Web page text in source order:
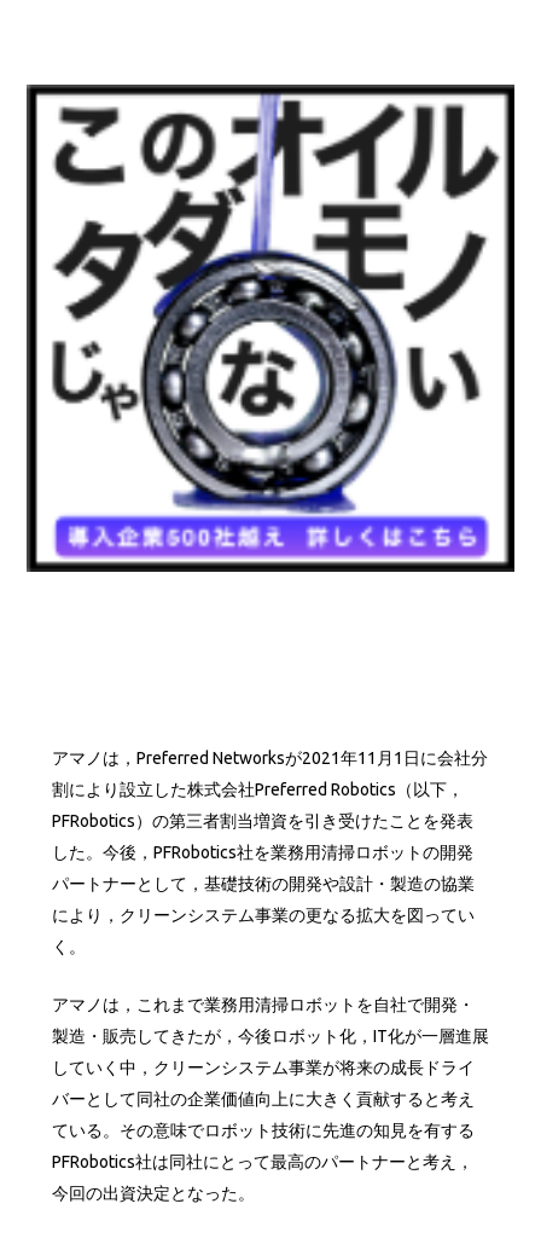
アマノは，Preferred Networksが2021年11月1日に会社分
割により設立した株式会社Preferred Robotics（以下，
PFRobotics）の第三者割当増資を引き受けたことを発表
した。今後，PFRobotics社を業務用清掃ロボットの開発
パートナーとして，基礎技術の開発や設計・製造の協業
により，クリーンシステム事業の更なる拡大を図ってい
く。
アマノは，これまで業務用清掃ロボットを自社で開発・
製造・販売してきたが，今後ロボット化，IT化が一層進展
していく中，クリーンシステム事業が将来の成長ドライ
バーとして同社の企業価値向上に大きく貢献すると考え
ている。その意味でロボット技術に先進の知見を有する
PFRobotics社は同社にとって最高のパートナーと考え，
今回の出資決定となった。